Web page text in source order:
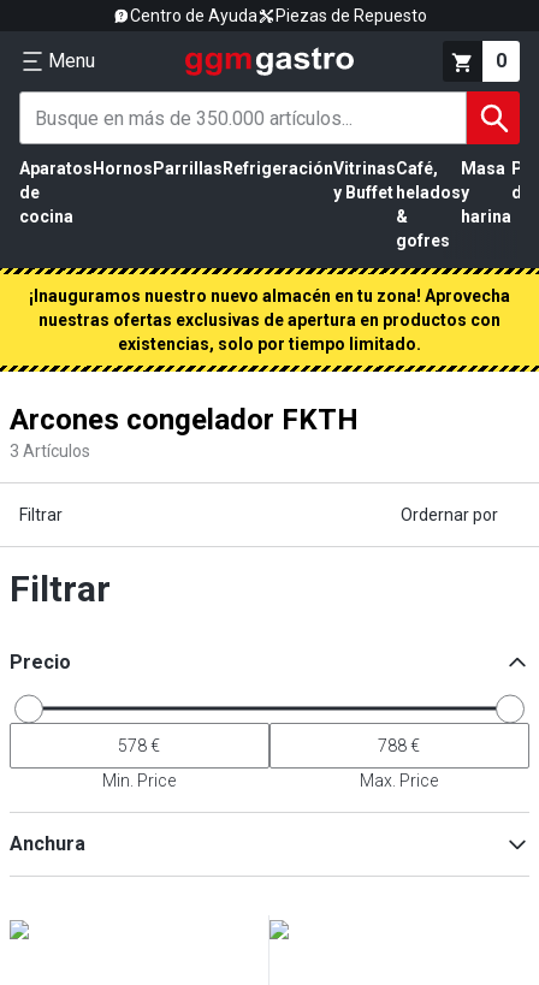
Centro de Ayuda Piezas de Repuesto
Menu 0
Aparatos
de
cocina
Hornos Parrillas RefrigeraciónVitrinas
y Buffet
Café,
helados
&
gofres
Masa
y
harina
de
¡Inauguramos nuestro nuevo almacén en tu zona! Aprovecha
nuestras ofertas exclusivas de apertura en productos con
existencias, solo por tiempo limitado.
Arcones congelador FKTH
3 Artículos
Filtrar Ordernar por
Filtrar
Precio
Min. Price Max. Price
Anchura